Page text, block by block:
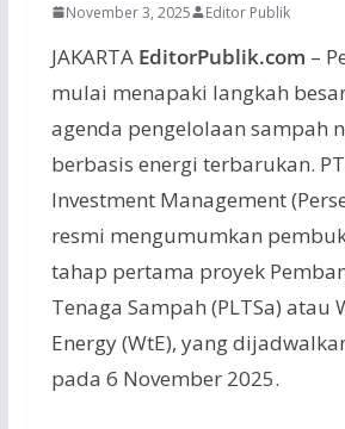
November 3, 2025 Editor Publik
JAKARTA EditorPublik.com –
mulai menapaki langkah
agenda pengelolaan sampah
berbasis energi terbarukan.
Investment Management
resmi mengumumkan
tahap pertama proyek
Tenaga Sampah (PLTSa) atau
Energy (WtE), yang
pada 6 November 2025.